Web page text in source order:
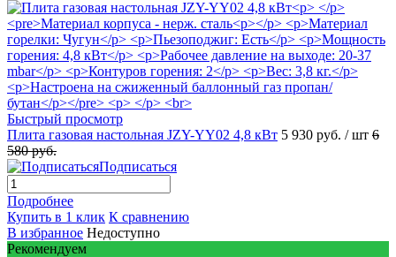
Быстрый просмотр
Плита газовая настольная JZY-YY02 4,8 кВт 5 930 руб. / шт 6
580 руб.
Подписаться
Подробнее
Купить в 1 клик К сравнению
В избранное Недоступно
Рекомендуем